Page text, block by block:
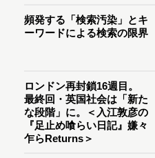
頻発する「検索汚染」とキ
ーワードによる検索の限界
ロンドン再封鎖16週目。
最終回・英国社会は「新た
な段階」に。＜入江敦彦の
『足止め喰らい日記』嫌々
乍らReturns＞